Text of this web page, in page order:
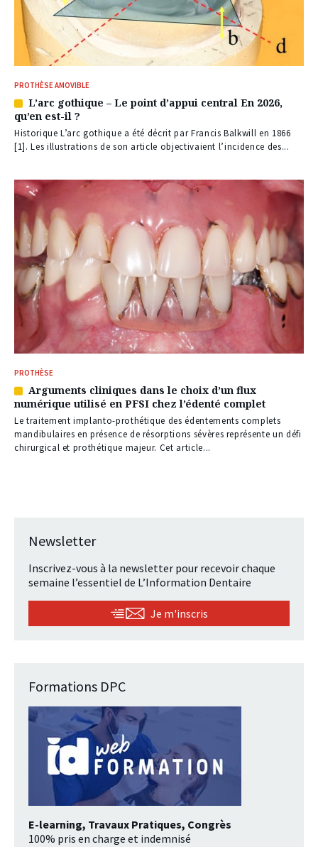
PROTHÈSE AMOVIBLE
Article
réservé
à
nos
L’arc gothique – Le point d’appui central En 2026,
qu’en est-il ?
Historique L’arc gothique a été décrit par Francis Balkwill en 1866
[1]. Les illustrations de son article objectivaient l’incidence des...
PROTHÈSE
Article
réservé
à
nos
abonnés
Arguments cliniques dans le choix d’un flux
numérique utilisé en PFSI chez l’édenté complet
Le traitement implanto-prothétique des édentements complets
mandibulaires en présence de résorptions sévères représente un défi
chirurgical et prothétique majeur. Cet article...
Newsletter
Inscrivez-vous à la newsletter pour recevoir chaque
semaine l’essentiel de L’Information Dentaire
Je m'inscris
Formations DPC
E-learning, Travaux Pratiques, Congrès
100% pris en charge et indemnisé